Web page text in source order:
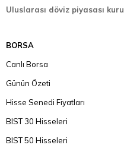
Uluslarası döviz piyasası kuru
BORSA
Canlı Borsa
Günün Özeti
Hisse Senedi Fiyatları
BIST 30 Hisseleri
BIST 50 Hisseleri